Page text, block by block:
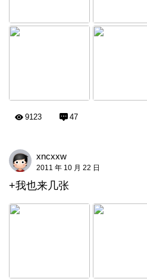
9123 47
xncxxw
2011 年 10 月 22 日
+我也来几张